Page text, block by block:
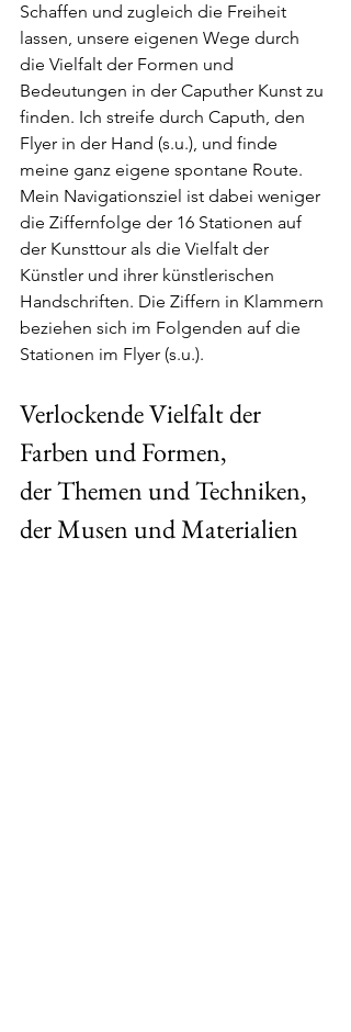
Schaffen und zugleich die Freiheit
lassen, unsere eigenen Wege durch
die Vielfalt der Formen und
Bedeutungen in der Caputher Kunst zu
finden. Ich streife durch Caputh, den
Flyer in der Hand (s.u.), und finde
meine ganz eigene spontane Route.
Mein Navigationsziel ist dabei weniger
die Ziffernfolge der 16 Stationen auf
der Kunsttour als die Vielfalt der
Künstler und ihrer künstlerischen
Handschriften. Die Ziffern in Klammern
beziehen sich im Folgenden auf die
Stationen im Flyer (s.u.).
Verlockende Vielfalt der
Farben und Formen,
der Themen und Techniken,
der Musen und Materialien